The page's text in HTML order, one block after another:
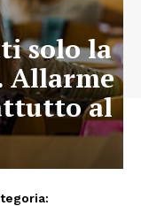
solo la
Allarme
al